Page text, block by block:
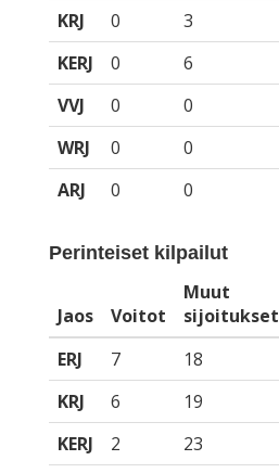
KRJ
0 3
KERJ
0 6
VVJ
0 0
WRJ
0 0
ARJ
0 0
Perinteiset kilpailut
Jaos Voitot
Muut
sijoitukset
ERJ
7 18
KRJ
6 19
KERJ
2 23